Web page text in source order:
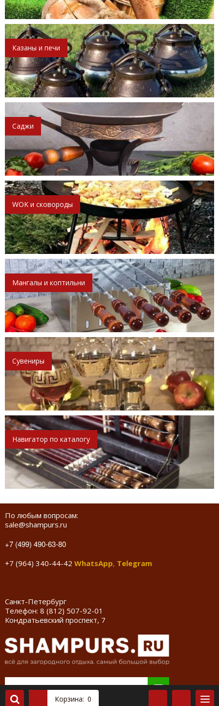
Казаны и печи
Саджи
WOK и сковороды
Мангалы и коптильни
Сувениры
Навигатор по каталогу
По любым вопросам:
sale@shampurs.ru
+7 (499) 490-63-80
+7 (964) 340-44-42 WhatsApp, Telegram
Санкт-Петербург
Телефон: 8 (812) 507-92-01
Кондратьевский проспект, 7
Корзина: 0